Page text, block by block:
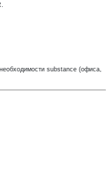
substance (офиса,